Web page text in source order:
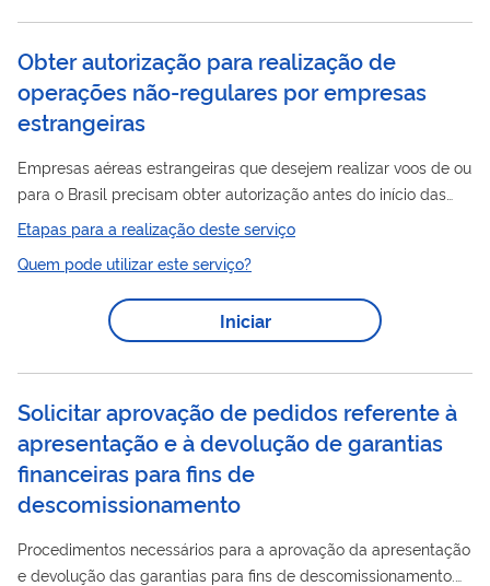
Obter autorização para realização de
operações não-regulares por empresas
estrangeiras
Empresas aéreas estrangeiras que desejem realizar voos de ou
para o Brasil precisam obter autorização antes do início das
operações . A autorização paraoperações
frequências mensais por até 9 (nove) meses ou até 15 (quinze)
frequências mensais por até 3 (três) meses, a cada período de
12 (doze) meses. Empresas que desejem superar estes limites
Etapas para a realização deste serviço
Quem pode utilizar este serviço?
Iniciar
Solicitar aprovação de pedidos referente à
apresentação e à devolução de garantias
financeiras para fins de
descomissionamento
Procedimentos necessários para a aprovação da apresentação
e devolução das garantias para fins de descomissionamento.